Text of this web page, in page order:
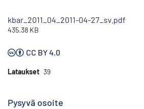
kbar_2011_04_2011-04-27_sv.pdf
435.38 KB
CC BY 4.0
Lataukset 39
Pysyvä osoite